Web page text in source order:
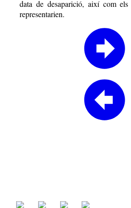
data de desaparició, així com
representarien.